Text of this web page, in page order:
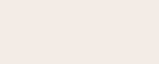
sus datos?